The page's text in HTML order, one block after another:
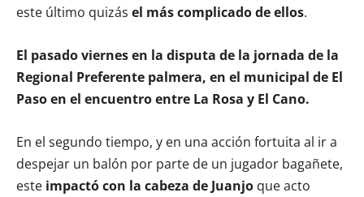
este último quizás el más complicado de ellos.
El pasado viernes en la disputa de la jornada de la
Regional Preferente palmera, en el municipal de El
Paso en el encuentro entre La Rosa y El Cano.
En el segundo tiempo, y en una acción fortuita al ir a
despejar un balón por parte de un jugador bagañete,
este impactó con la cabeza de Juanjo que acto